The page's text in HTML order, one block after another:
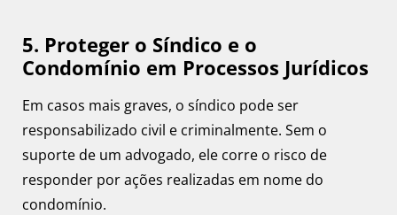
5. Proteger o Síndico e o
Condomínio em Processos Jurídicos
Em casos mais graves, o síndico pode ser
responsabilizado civil e criminalmente. Sem o
suporte de um advogado, ele corre o risco de
responder por ações realizadas em nome do
condomínio.